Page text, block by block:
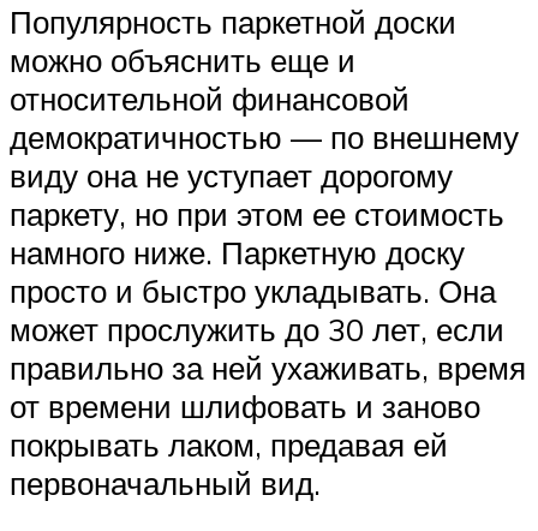
Популярность паркетной доски
можно объяснить еще и
относительной финансовой
демократичностью — по внешнему
виду она не уступает дорогому
паркету, но при этом ее стоимость
намного ниже. Паркетную доску
просто и быстро укладывать. Она
может прослужить до 30 лет, если
правильно за ней ухаживать, время
от времени шлифовать и заново
покрывать лаком, предавая ей
первоначальный вид.